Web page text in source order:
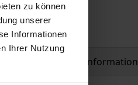
zu können
unserer
Informationen
Ihrer Nutzung
Product safety information